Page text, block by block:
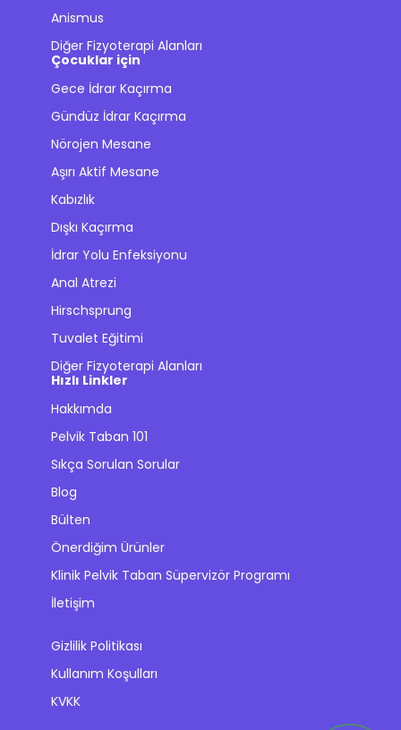
Anismus
Diğer Fizyoterapi Alanları
Çocuklar için
Gece İdrar Kaçırma
Gündüz İdrar Kaçırma
Nörojen Mesane
Aşırı Aktif Mesane
Kabızlık
Dışkı Kaçırma
İdrar Yolu Enfeksiyonu
Anal Atrezi
Hirschsprung
Tuvalet Eğitimi
Diğer Fizyoterapi Alanları
Hızlı Linkler
Hakkımda
Pelvik Taban 101
Sıkça Sorulan Sorular
Blog
Bülten
Önerdiğim Ürünler
Klinik Pelvik Taban Süpervizör Programı
İletişim
Gizlilik Politikası
Kullanım Koşulları
KVKK